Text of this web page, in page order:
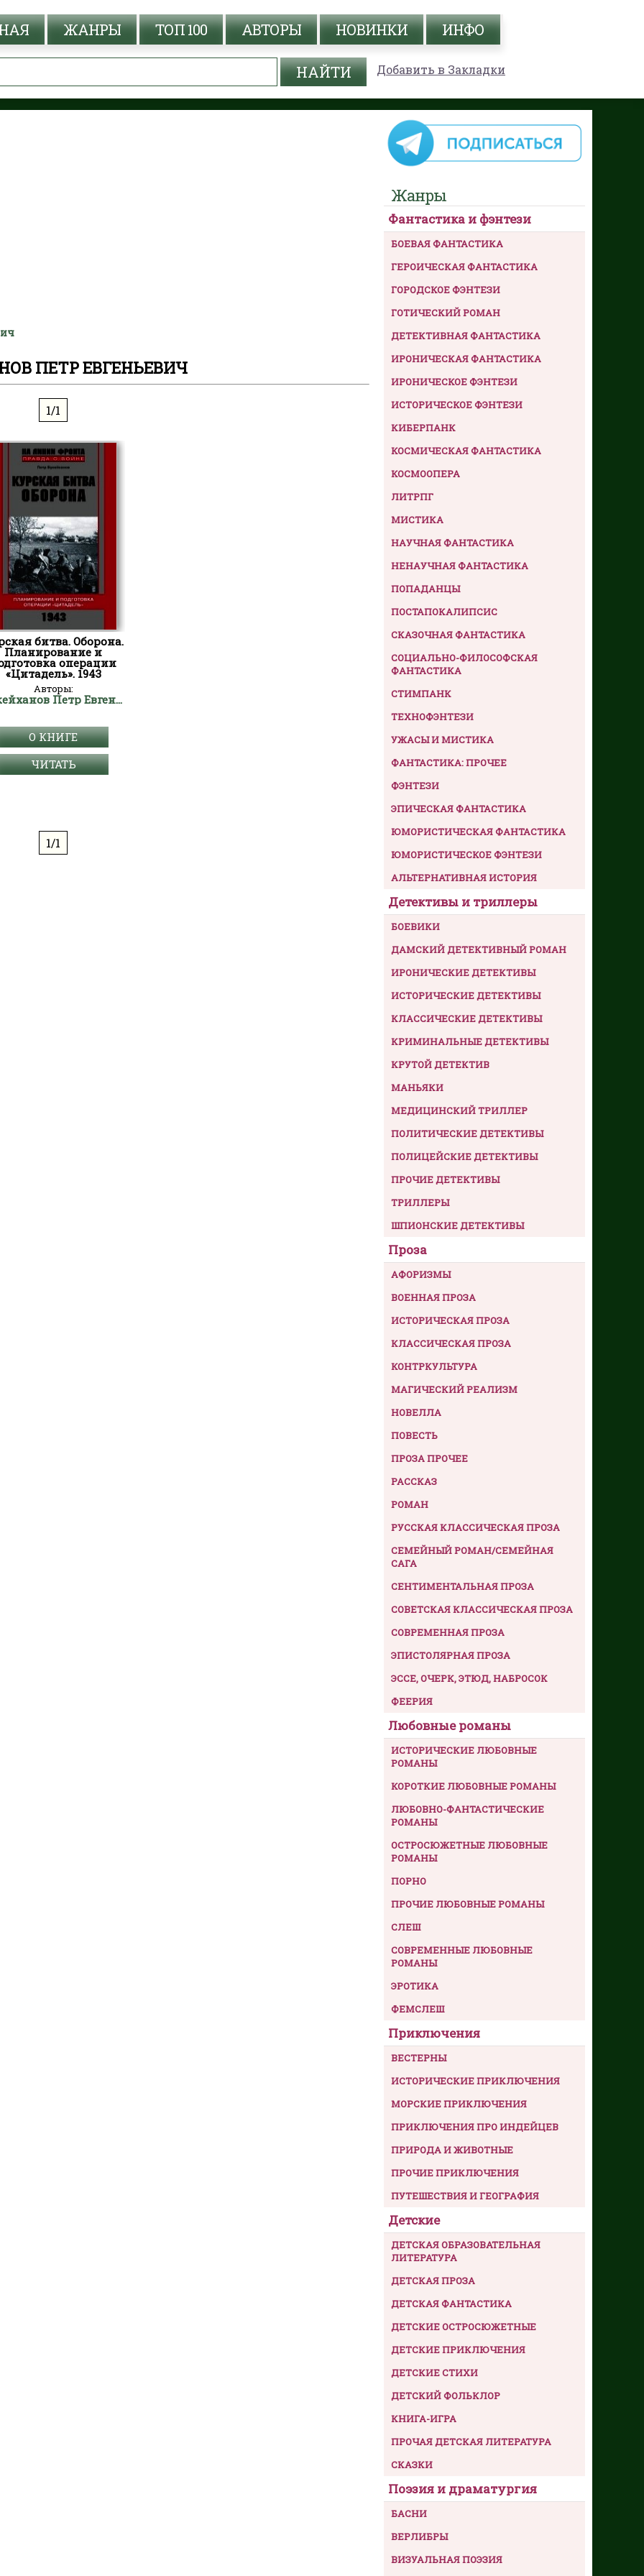
ЖАНРЫ ТОП 100 АВТОРЫ НОВИНКИ ИНФО
Добавить в Закладки
ПЕТР ЕВГЕНЬЕВИЧ
1/1
битва. Оборона.
Планирование и
операции
«Цитадель». 1943
Авторы:
Букейханов Петр Евгеньевич
О КНИГЕ
ЧИТАТЬ
1/1
Жанры
Фантастика и фэнтези
БОЕВАЯ ФАНТАСТИКА
ГЕРОИЧЕСКАЯ ФАНТАСТИКА
ГОРОДСКОЕ ФЭНТЕЗИ
ГОТИЧЕСКИЙ РОМАН
ДЕТЕКТИВНАЯ ФАНТАСТИКА
ИРОНИЧЕСКАЯ ФАНТАСТИКА
ИРОНИЧЕСКОЕ ФЭНТЕЗИ
ИСТОРИЧЕСКОЕ ФЭНТЕЗИ
КИБЕРПАНК
КОСМИЧЕСКАЯ ФАНТАСТИКА
КОСМООПЕРА
ЛИТРПГ
МИСТИКА
НАУЧНАЯ ФАНТАСТИКА
НЕНАУЧНАЯ ФАНТАСТИКА
ПОПАДАНЦЫ
ПОСТАПОКАЛИПСИС
СКАЗОЧНАЯ ФАНТАСТИКА
СОЦИАЛЬНО-ФИЛОСОФСКАЯ
ФАНТАСТИКА
СТИМПАНК
ТЕХНОФЭНТЕЗИ
УЖАСЫ И МИСТИКА
ФАНТАСТИКА: ПРОЧЕЕ
ФЭНТЕЗИ
ЭПИЧЕСКАЯ ФАНТАСТИКА
ЮМОРИСТИЧЕСКАЯ ФАНТАСТИКА
ЮМОРИСТИЧЕСКОЕ ФЭНТЕЗИ
АЛЬТЕРНАТИВНАЯ ИСТОРИЯ
Детективы и триллеры
БОЕВИКИ
ДАМСКИЙ ДЕТЕКТИВНЫЙ РОМАН
ИРОНИЧЕСКИЕ ДЕТЕКТИВЫ
ИСТОРИЧЕСКИЕ ДЕТЕКТИВЫ
КЛАССИЧЕСКИЕ ДЕТЕКТИВЫ
КРИМИНАЛЬНЫЕ ДЕТЕКТИВЫ
КРУТОЙ ДЕТЕКТИВ
МАНЬЯКИ
МЕДИЦИНСКИЙ ТРИЛЛЕР
ПОЛИТИЧЕСКИЕ ДЕТЕКТИВЫ
ПОЛИЦЕЙСКИЕ ДЕТЕКТИВЫ
ПРОЧИЕ ДЕТЕКТИВЫ
ТРИЛЛЕРЫ
ШПИОНСКИЕ ДЕТЕКТИВЫ
Проза
АФОРИЗМЫ
ВОЕННАЯ ПРОЗА
ИСТОРИЧЕСКАЯ ПРОЗА
КЛАССИЧЕСКАЯ ПРОЗА
КОНТРКУЛЬТУРА
МАГИЧЕСКИЙ РЕАЛИЗМ
НОВЕЛЛА
ПОВЕСТЬ
ПРОЗА ПРОЧЕЕ
РАССКАЗ
РОМАН
РУССКАЯ КЛАССИЧЕСКАЯ ПРОЗА
СЕМЕЙНЫЙ РОМАН/СЕМЕЙНАЯ
САГА
СЕНТИМЕНТАЛЬНАЯ ПРОЗА
СОВЕТСКАЯ КЛАССИЧЕСКАЯ ПРОЗА
СОВРЕМЕННАЯ ПРОЗА
ЭПИСТОЛЯРНАЯ ПРОЗА
ЭССЕ, ОЧЕРК, ЭТЮД, НАБРОСОК
ФЕЕРИЯ
Любовные романы
ИСТОРИЧЕСКИЕ ЛЮБОВНЫЕ
РОМАНЫ
КОРОТКИЕ ЛЮБОВНЫЕ РОМАНЫ
ЛЮБОВНО-ФАНТАСТИЧЕСКИЕ
РОМАНЫ
ОСТРОСЮЖЕТНЫЕ ЛЮБОВНЫЕ
РОМАНЫ
ПОРНО
ПРОЧИЕ ЛЮБОВНЫЕ РОМАНЫ
СЛЕШ
СОВРЕМЕННЫЕ ЛЮБОВНЫЕ
РОМАНЫ
ЭРОТИКА
ФЕМСЛЕШ
Приключения
ВЕСТЕРНЫ
ИСТОРИЧЕСКИЕ ПРИКЛЮЧЕНИЯ
МОРСКИЕ ПРИКЛЮЧЕНИЯ
ПРИКЛЮЧЕНИЯ ПРО ИНДЕЙЦЕВ
ПРИРОДА И ЖИВОТНЫЕ
ПРОЧИЕ ПРИКЛЮЧЕНИЯ
ПУТЕШЕСТВИЯ И ГЕОГРАФИЯ
Детские
ДЕТСКАЯ ОБРАЗОВАТЕЛЬНАЯ
ЛИТЕРАТУРА
ДЕТСКАЯ ПРОЗА
ДЕТСКАЯ ФАНТАСТИКА
ДЕТСКИЕ ОСТРОСЮЖЕТНЫЕ
ДЕТСКИЕ ПРИКЛЮЧЕНИЯ
ДЕТСКИЕ СТИХИ
ДЕТСКИЙ ФОЛЬКЛОР
КНИГА-ИГРА
ПРОЧАЯ ДЕТСКАЯ ЛИТЕРАТУРА
СКАЗКИ
Поэзия и драматургия
БАСНИ
ВЕРЛИБРЫ
ВИЗУАЛЬНАЯ ПОЭЗИЯ